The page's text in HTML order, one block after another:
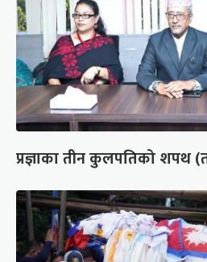
प्रज्ञाका तीन कुलपतिको शपथ